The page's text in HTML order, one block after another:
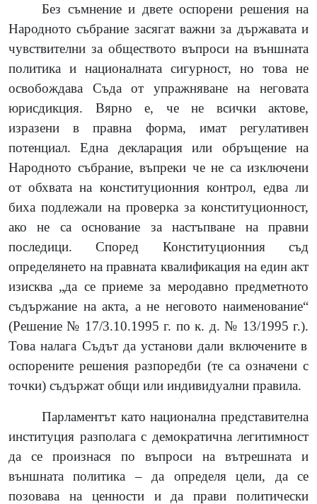
Без съмнение и двете оспорени решения на
Народното събрание засягат важни за държавата и
чувствителни за обществото въпроси на външната
политика и националната сигурност, но това не
освобождава Съда от упражняване на неговата
юрисдикция. Вярно е, че не всички актове,
изразени в правна форма, имат регулативен
потенциал. Една декларация или обръщение на
Народното събрание, въпреки че не са изключени
от обхвата на конституционния контрол, едва ли
биха подлежали на проверка за конституционност,
ако не са основание за настъпване на правни
последици. Според Конституционния съд
определянето на правната квалификация на един акт
изисква „да се приеме за меродавно предметното
съдържание на акта, а не неговото наименование“
(Решение № 17/3.10.1995 г. по к. д. № 13/1995 г.).
Това налага Съдът да установи дали включените в
оспорените решения разпоредби (те са означени с
точки) съдържат общи или индивидуални правила.
Парламентът като национална представителна
институция разполага с демократична легитимност
да се произнася по въпроси на вътрешната и
външната политика – да определя цели, да се
позовава на ценности и да прави политически